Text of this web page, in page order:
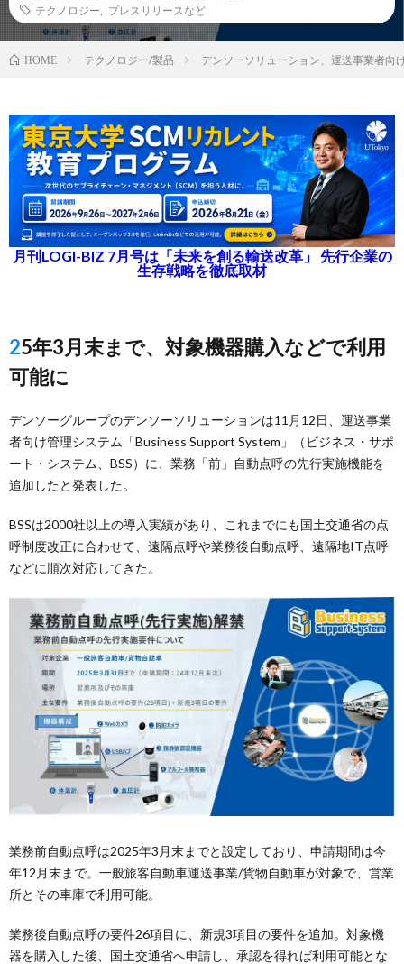
テクノロジー
プレスリリースなど
HOME テクノロジー/製品 デンソーソリューション、運送事業者向
月刊LOGI-BIZ 7月号は「未来を創る輸送改革」 先行企業の
生存戦略を徹底取材
25年3月末まで、対象機器購入などで利用
可能に
デンソーグループのデンソーソリューションは11月12日、運送事業
者向け管理システム「Business Support System」（ビジネス・サポ
ート・システム、BSS）に、業務「前」自動点呼の先行実施機能を
追加したと発表した。
BSSは2000社以上の導入実績があり、これまでにも国土交通省の点
呼制度改正に合わせて、遠隔点呼や業務後自動点呼、遠隔地IT点呼
などに順次対応してきた。
業務前自動点呼は2025年3月末までと設定しており、申請期間は今
年12月末まで。一般旅客自動車運送事業/貨物自動車が対象で、営業
所とその車庫で利用可能。
業務後自動点呼の要件26項目に、新規3項目の要件を追加。対象機
器を購入した後、国土交通省へ申請し、承認を得れば利用可能とな